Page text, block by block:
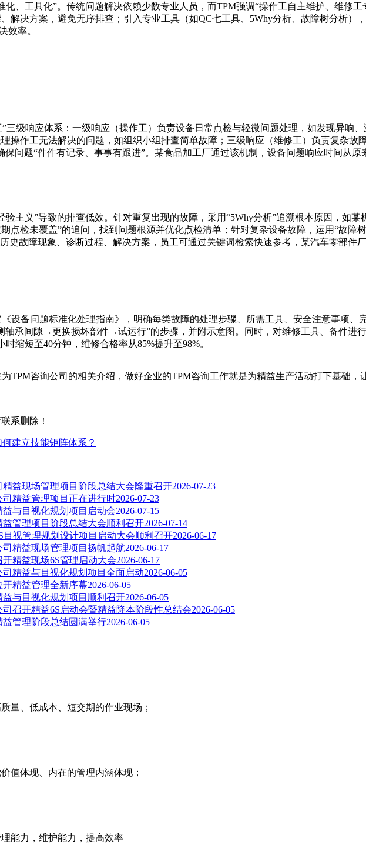
工具化”。传统问题解决依赖少数专业人员，而TPM强调“操作工自主维护、维修工
解决方案，避免无序排查；引入专业工具（如QC七工具、5Why分析、故障树分析）
效率。
响应体系：一级响应（操作工）负责设备日常点检与轻微问题处理，如发现异响、
操作工无法解决的问题，如组织小组排查简单故障；三级响应（维修工）负责复杂故
问题“件件有记录、事事有跟进”。某食品加工厂通过该机制，设备问题响应时间从原
义”导致的排查低效。针对重复出现的故障，采用“5Why分析”追溯根本原因，如某
检未覆盖”的追问，找到问题根源并优化点检清单；针对复杂设备故障，运用“故障
史故障现象、诊断过程、解决方案，员工可通过关键词检索快速参考，某汽车零部件
备问题标准化处理指南》，明确每类故障的处理步骤、所需工具、安全注意事项、
承间隙→更换损坏部件→试运行”的步骤，并附示意图。同时，对维修工具、备件进
缩短至40分钟，维修合格率从85%提升至98%。
咨询公司的相关介绍，做好企业的TPM咨询工作就是为精益生产活动打下基础，
系删除！
建立技能矩阵体系？
益现场管理项目阶段总结大会隆重召开2026-07-23
精益管理项目正在进行时2026-07-23
与目视化规划项目启动会2026-07-15
管理项目阶段总结大会顺利召开2026-07-14
视管理规划设计项目启动大会顺利召开2026-06-17
精益现场管理项目扬帆起航2026-06-17
精益现场6S管理启动大会2026-06-17
精益与目视化规划项目全面启动2026-06-05
精益管理全新序幕2026-06-05
与目视化规划项目顺利召开2026-06-05
召开精益6S启动会暨精益降本阶段性总结会2026-06-05
管理阶段总结圆满举行2026-06-05
量、低成本、短交期的作业现场；
值体现、内在的管理内涵体现；
能力，维护能力，提高效率